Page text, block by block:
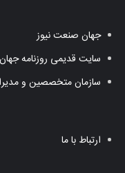
جهان صنعت نیوز
سایت قدیمی روزنامه
سازمان متخصصین و
ارتباط با ما